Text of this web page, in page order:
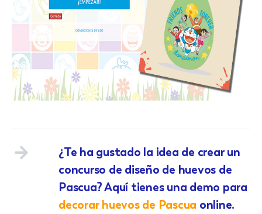
¿Te ha gustado la idea de crear un
concurso de diseño de huevos de
Pascua? Aquí tienes una demo para
decorar huevos de Pascua online.